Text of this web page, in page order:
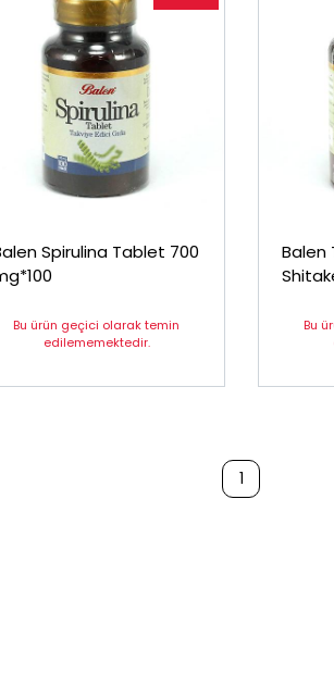
Spirulina Tablet 700
Bu ürün geçici olarak temin
edilememektedir.
Balen
Bu
1